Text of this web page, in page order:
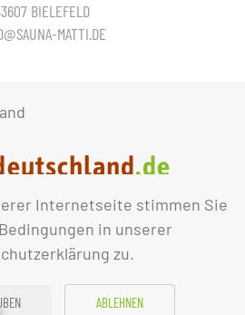
Internetseite stimmen Sie
in unserer
zu.
ABLEHNEN
BIELEFELD
MATTI.DE
IMPRESSUM DATENSCHUTZ